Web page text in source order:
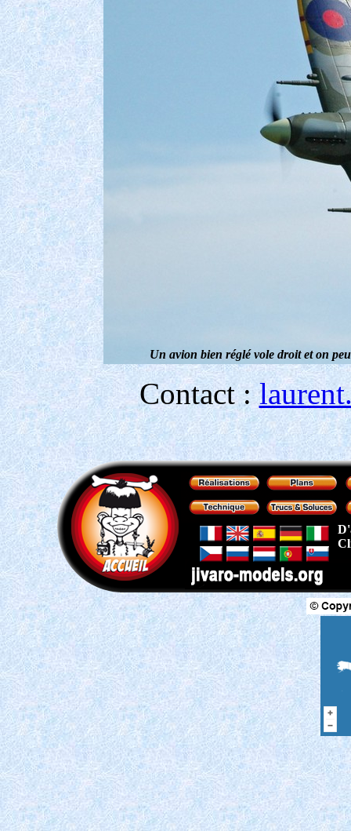
Un avion bien réglé vole droit et on
Contact :